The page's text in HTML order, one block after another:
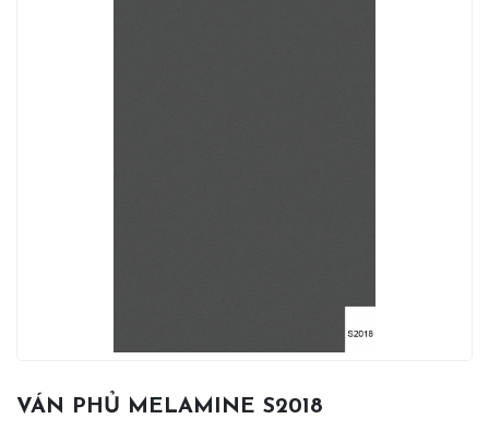
VÁN PHỦ MELAMINE S2018